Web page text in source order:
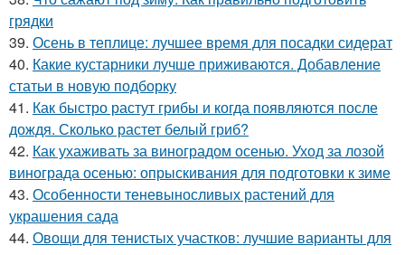
грядки
39. Осень в теплице: лучшее время для посадки сидерат
40. Какие кустарники лучше приживаются. Добавление
статьи в новую подборку
41. Как быстро растут грибы и когда появляются после
дождя. Сколько растет белый гриб?
42. Как ухаживать за виноградом осенью. Уход за лозой
винограда осенью: опрыскивания для подготовки к зиме
43. Особенности теневыносливых растений для
украшения сада
44. Овощи для тенистых участков: лучшие варианты для